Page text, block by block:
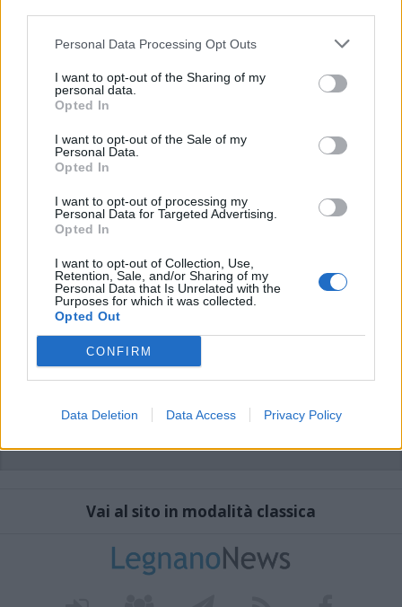
Personal Data Processing Opt Outs
I want to opt-out of the Sharing of my
personal data.
Opted In
I want to opt-out of the Sale of my
Personal Data.
Opted In
I want to opt-out of processing my
Personal Data for Targeted Advertising.
Opted In
I want to opt-out of Collection, Use,
Retention, Sale, and/or Sharing of my
Personal Data that Is Unrelated with the
Purposes for which it was collected.
Opted Out
CONFIRM
Data Deletion Data Access Privacy Policy
Commenti
articolo.
L'email è richiesta ma non verrà mostrata ai visitatori. Il contenuto di questo
commento esprime il pensiero dell'autore e non rappresenta la linea editoriale
commenti non sono testi giornalistici, ma post inviati dai singoli lettori che
possono essere automaticamente pubblicati senza filtro preventivo. I commenti
che includano uno o più link a siti esterni verranno rimossi in automatico dal
Vai al sito in modalità classica